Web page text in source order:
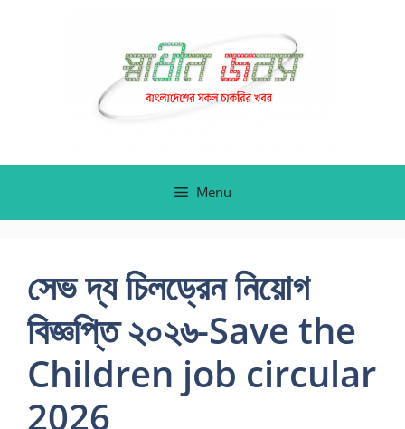
Menu
সেভ দ্য চিলড্রেন নিয়োগ
বিজ্ঞপ্তি ২০২৬-Save the
Children job circular
2026